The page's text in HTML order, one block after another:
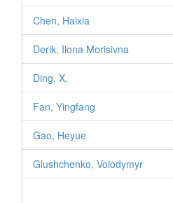
Chen, Haixia
Derik, Ilona Morisivna
Ding, X.
Fan, Yingfang
Gao, Heyue
Glushchenko, Volodymyr